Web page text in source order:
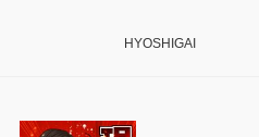
HYOSHIGAI